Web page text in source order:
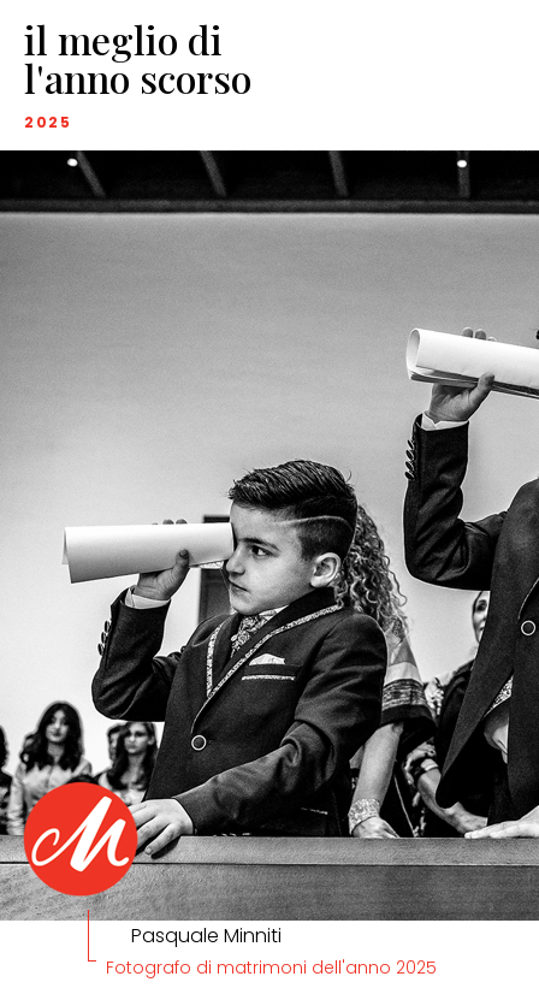
il meglio di
l'anno scorso
2025
Pasquale Minniti
Fotografo di matrimoni dell'anno 2025